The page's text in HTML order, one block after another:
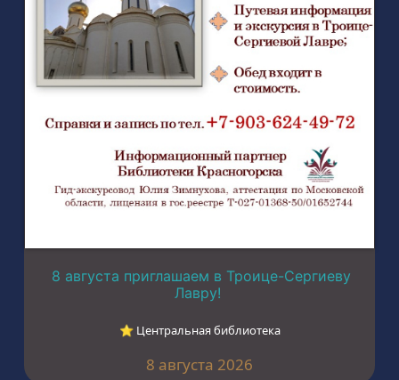
8 августа приглашаем в Троице-Сергиеву
Лавру!
⭐︎ Центральная библиотека
8 августа 2026